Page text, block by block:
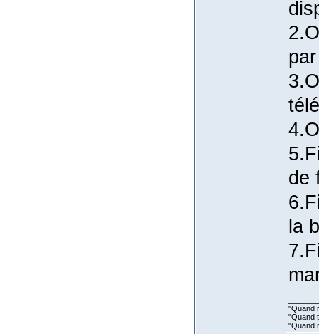
de
la
"Quand
"Quand
"Quand